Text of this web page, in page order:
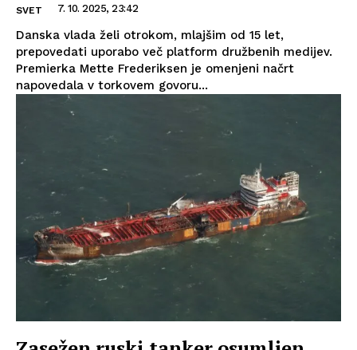
SVET 7. 10. 2025, 23:42
Danska vlada želi otrokom, mlajšim od 15 let,
prepovedati uporabo več platform družbenih medijev.
Premierka Mette Frederiksen je omenjeni načrt
napovedala v torkovem govoru...